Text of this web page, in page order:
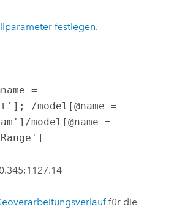
festlegen.
=
/model[@name =
model[@name =
für die